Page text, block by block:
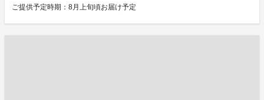
ご提供予定時期：8月上旬頃お届け予定